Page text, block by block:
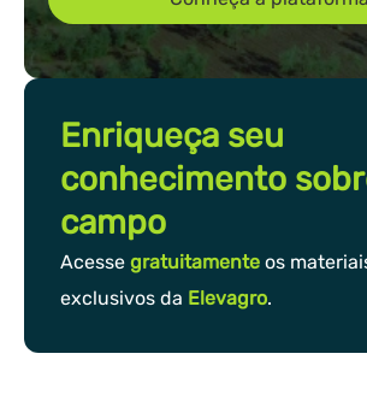
Enriqueça seu
conhecimento
campo
Acesse gratuitamente os
exclusivos da Elevagro.